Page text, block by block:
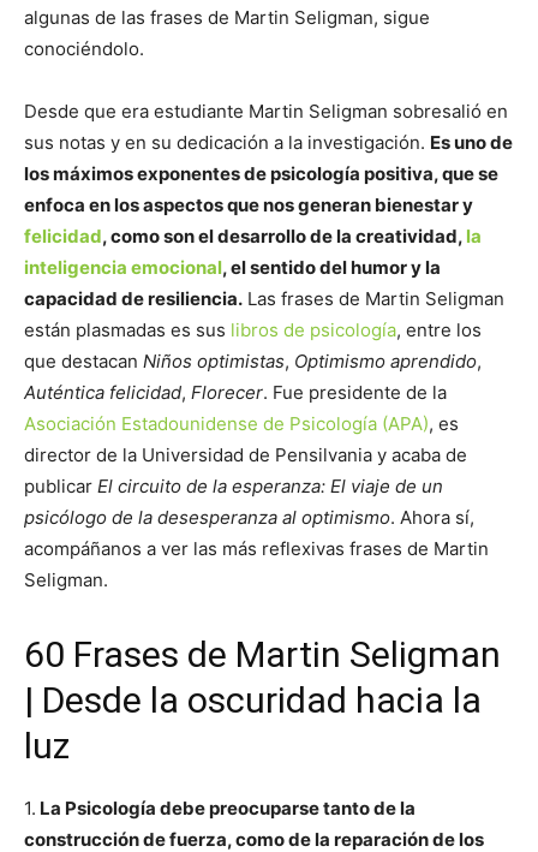
algunas de las frases de Martin Seligman, sigue
conociéndolo.
Desde que era estudiante Martin Seligman sobresalió en
sus notas y en su dedicación a la investigación. Es uno de
los máximos exponentes de psicología positiva, que se
enfoca en los aspectos que nos generan bienestar y
felicidad, como son el desarrollo de la creatividad, la
inteligencia emocional, el sentido del humor y la
capacidad de resiliencia. Las frases de Martin Seligman
están plasmadas es sus libros de psicología, entre los
que destacan Niños optimistas, Optimismo aprendido,
Auténtica felicidad, Florecer. Fue presidente de la
Asociación Estadounidense de Psicología (APA), es
director de la Universidad de Pensilvania y acaba de
publicar El circuito de la esperanza: El viaje de un
psicólogo de la desesperanza al optimismo. Ahora sí,
acompáñanos a ver las más reflexivas frases de Martin
Seligman.
60 Frases de Martin Seligman
| Desde la oscuridad hacia la
luz
1. La Psicología debe preocuparse tanto de la
construcción de fuerza, como de la reparación de los